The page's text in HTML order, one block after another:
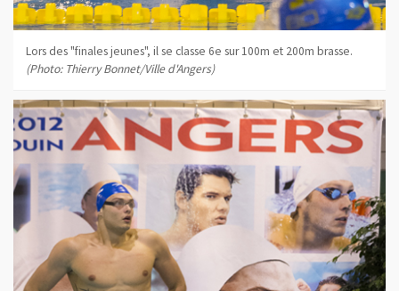
Lors des "finales jeunes", il se classe 6e sur 100m et 200m brasse.
(Photo: Thierry Bonnet/Ville d'Angers)